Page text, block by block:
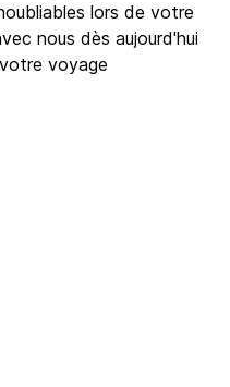
lors de votre
nous dès aujourd'hui
voyage